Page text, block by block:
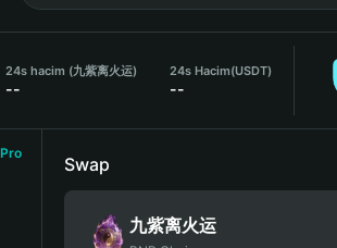
24s hacim (九紫离火运)
--
24s Hacim(USDT)
--
Pro
Swap
九紫离火运